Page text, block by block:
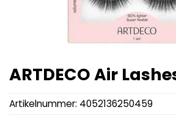
ARTDECO Air
Artikelnummer: 4052136250459